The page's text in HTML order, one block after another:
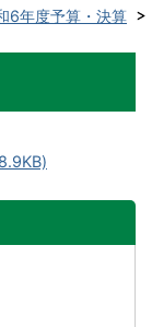
6年度予算・決算